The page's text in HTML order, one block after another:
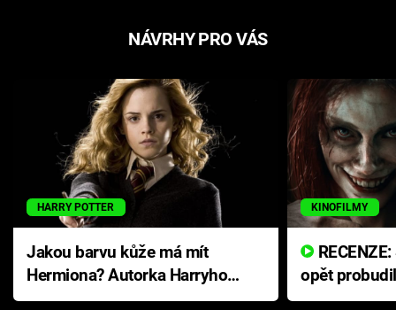
NÁVRHY PRO VÁS
HARRY POTTER
Jakou barvu kůže má mít
Hermiona? Autorka Harryho
Pottera přišla s ráznou
KINOFILMY
opět
přichází s